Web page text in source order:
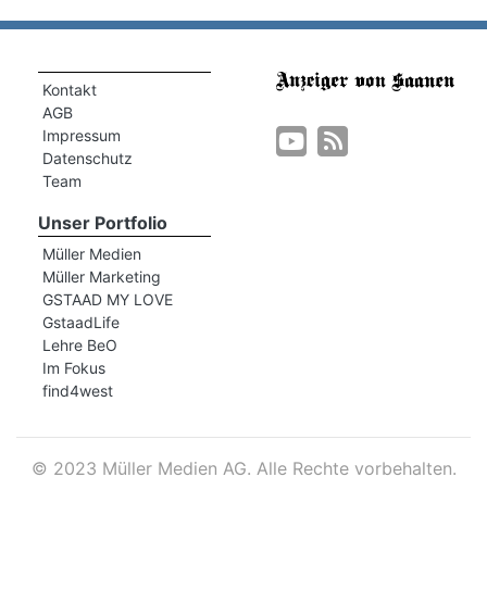
Kontakt
AGB
Impressum
Datenschutz
Team
Unser Portfolio
Müller Medien
Müller Marketing
GSTAAD MY LOVE
GstaadLife
Lehre BeO
Im Fokus
find4west
© 2023 Müller Medien AG. Alle Rechte vorbehalten.